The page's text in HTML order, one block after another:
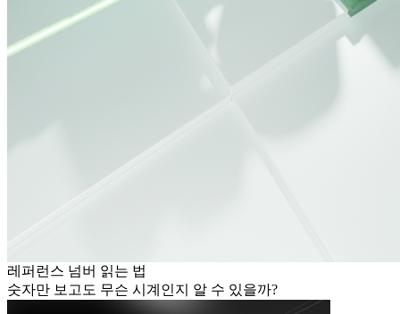
레퍼런스 넘버 읽는 법
숫자만 보고도 무슨 시계인지 알 수 있을까?